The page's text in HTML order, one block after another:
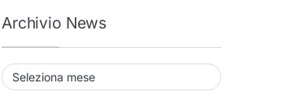
Archivio News
Archivio News